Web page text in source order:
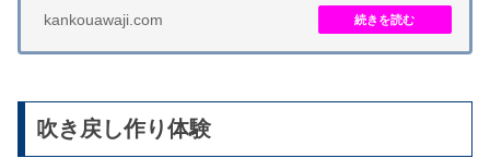
kankouawaji.com
吹き戻し作り体験